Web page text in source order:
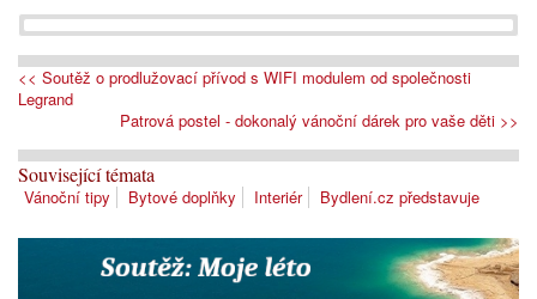
<< Soutěž o prodlužovací přívod s WIFI modulem od společnosti
Legrand
Patrová postel - dokonalý vánoční dárek pro vaše děti >>
Související témata
Vánoční tipy Bytové doplňky Interiér Bydlení.cz představuje